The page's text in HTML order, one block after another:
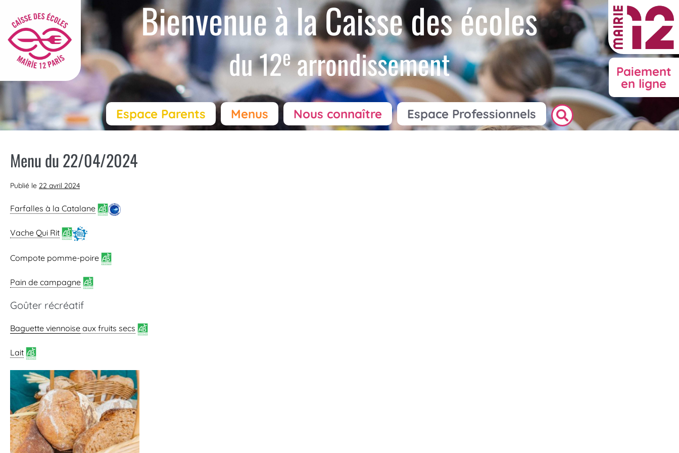
Bienvenue à la Caisse des écoles
du 12earrondissement
Paiement
en ligne
Espace Parents
Menus Nous connaître Espace Professionnels
Menu du 22/04/2024
Publié le 22 avril 2024
Farfalles à la Catalane
Vache Qui Rit
Compote pomme-poire
Pain de campagne
Goûter récréatif
Baguette viennoise aux fruits secs
Lait